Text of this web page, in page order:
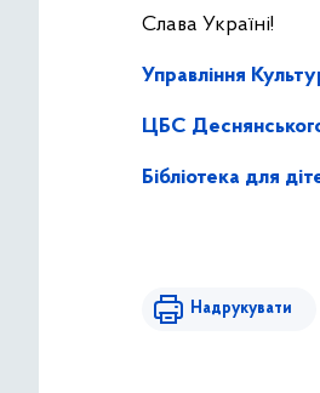
Слава Україні!
Управління
ЦБС
Бібліотека для
Надрукувати